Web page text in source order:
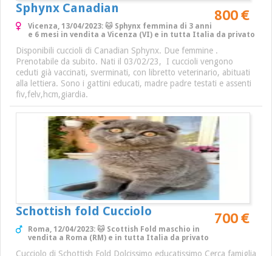
Sphynx Canadian 800 €
Vicenza, 13/04/2023: 🐱 Sphynx femmina di 3 anni
e 6 mesi in vendita a Vicenza (VI) e in tutta Italia da privato
Disponibili cuccioli di Canadian Sphynx. Due femmine .
Prenotabile da subito. Nati il 03/02/23, I cuccioli vengono
ceduti già vaccinati, sverminati, con libretto veterinario, abituati
alla lettiera. Sono i gattini educati, madre padre testati e assenti
fiv,felv,hcm,giardia.
Schottish fold Cucciolo 700 €
Roma, 12/04/2023: 🐱 Scottish Fold maschio in
vendita a Roma (RM) e in tutta Italia da privato
Cucciolo di Schottish Fold Dolcissimo educatissimo Cerca famiglia